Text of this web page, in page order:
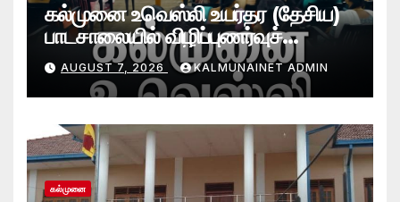
கல்முனை உவெஸ்லி உயர்தர (தேசிய)
பாடசாலையில் விழிப்புணர்வுச்
செயலமர்வு
AUGUST 7, 2026 KALMUNAINET ADMIN
கல்முனை